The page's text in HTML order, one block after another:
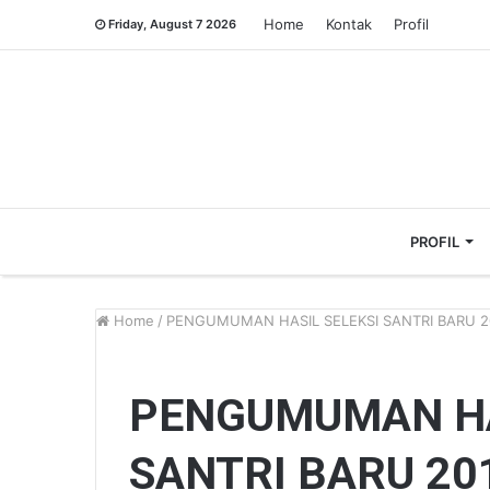
Friday, August 7 2026 Home Kontak Profil
PROFIL
Home / PENGUMUMAN HASIL SELEKSI SANTRI BARU
PENGUMUMAN
SANTRI BARU